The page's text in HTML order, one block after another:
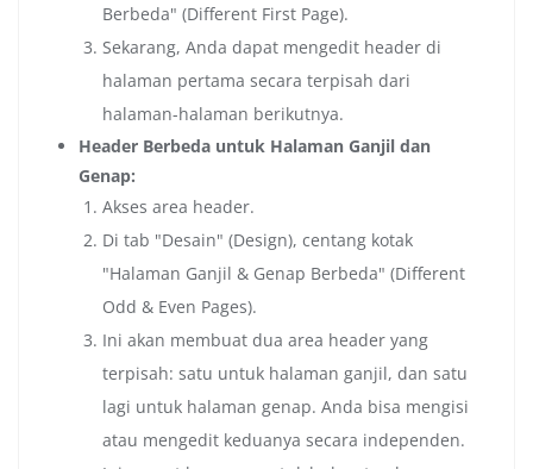
Berbeda" (Different First Page).
Sekarang, Anda dapat mengedit header di
halaman pertama secara terpisah dari
halaman-halaman berikutnya.
Header Berbeda untuk Halaman Ganjil dan
Genap:
Akses area header.
Di tab "Desain" (Design), centang kotak
"Halaman Ganjil & Genap Berbeda" (Different
Odd & Even Pages).
Ini akan membuat dua area header yang
terpisah: satu untuk halaman ganjil, dan satu
lagi untuk halaman genap. Anda bisa mengisi
atau mengedit keduanya secara independen.